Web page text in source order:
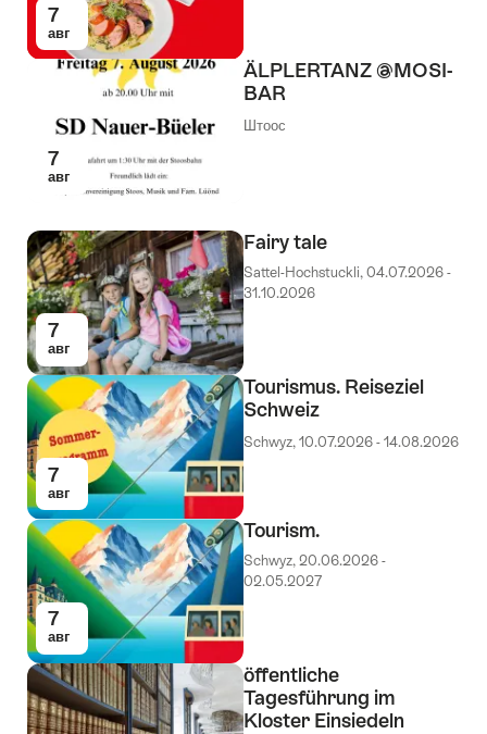
7
авг
7
авг
ÄLPLERTANZ @MOSI-
BAR
Штоос
7
авг
Fairy tale
Sattel-Hochstuckli, 04.07.2026 -
31.10.2026
7
авг
Tourismus. Reiseziel
Schweiz
Schwyz, 10.07.2026 - 14.08.2026
7
авг
Tourism.
Schwyz, 20.06.2026 -
02.05.2027
öffentliche
Tagesführung im
Kloster Einsiedeln